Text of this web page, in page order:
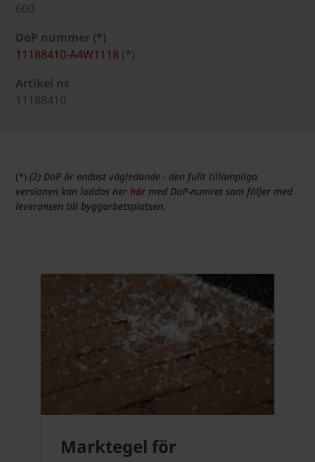
600
DoP nummer (*)
11188410-A4W1118 (*)
Artikel nr.
11188410
(*) (2) DoP är endast vägledande - den fullt tillämpliga
versionen kan laddas ner här med DoP-numret som följer med
leveransen till byggarbetsplatsen.
Marktegel för